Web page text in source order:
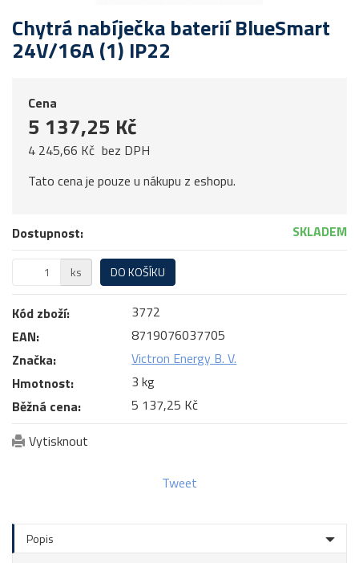
Chytrá nabíječka baterií BlueSmart
24V/16A (1) IP22
Cena
5 137,25 Kč
4 245,66 Kč bez DPH
Tato cena je pouze u nákupu z eshopu.
Dostupnost: SKLADEM
ks DO KOŠÍKU
Kód zboží:
3772
EAN:
8719076037705
Značka:
Victron Energy B. V.
Hmotnost:
3 kg
Běžná cena:
5 137,25 Kč
Vytisknout
Tweet
Popis